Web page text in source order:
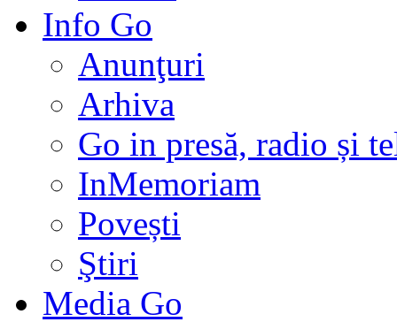
Info Go
Anunţuri
Arhiva
Go in presă, radio și
InMemoriam
Povești
Ştiri
Media Go